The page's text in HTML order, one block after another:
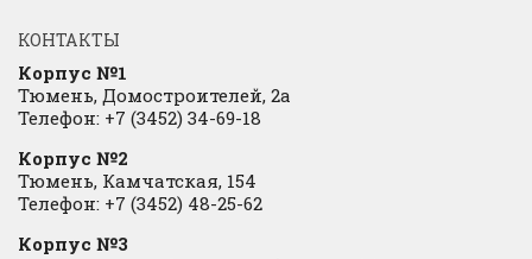
КОНТАКТЫ
Корпус №1
Тюмень, Домостроителей, 2а
Телефон: +7 (3452) 34-69-18
Корпус №2
Тюмень, Камчатская, 154
Телефон: +7 (3452) 48-25-62
Корпус №3